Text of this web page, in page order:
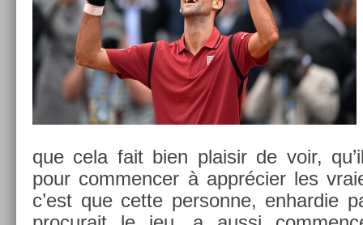
que cela fait bien plaisir de voir,
pour com­menc­er à apprécier les
c’est que cette per­son­ne, en­har­die